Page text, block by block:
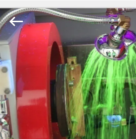
HAUS
PRODUKTE
ÜBER
UNS
GROUP
CORPORATION.
All
Rights
Reserved.